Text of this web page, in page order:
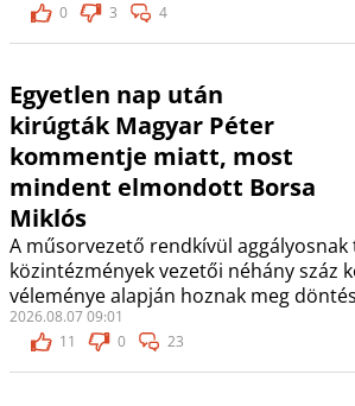
0
3 4
Egyetlen nap után
kirúgták Magyar Péter
kommentje miatt, most
mindent elmondott Borsa
Miklós
A műsorvezető rendkívül aggályosnak
közintézmények vezetői néhány száz
véleménye alapján hoznak meg
2026.08.07 09:01
11
0 23